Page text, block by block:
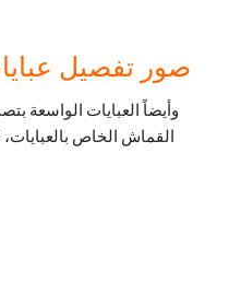
صور تفصيل
وأيضاً العبايات الواسعة
القماش الخاص